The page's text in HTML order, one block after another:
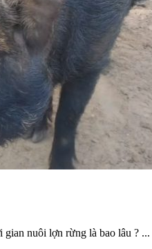
nuôi lợn rừng là bao lâu ? ...